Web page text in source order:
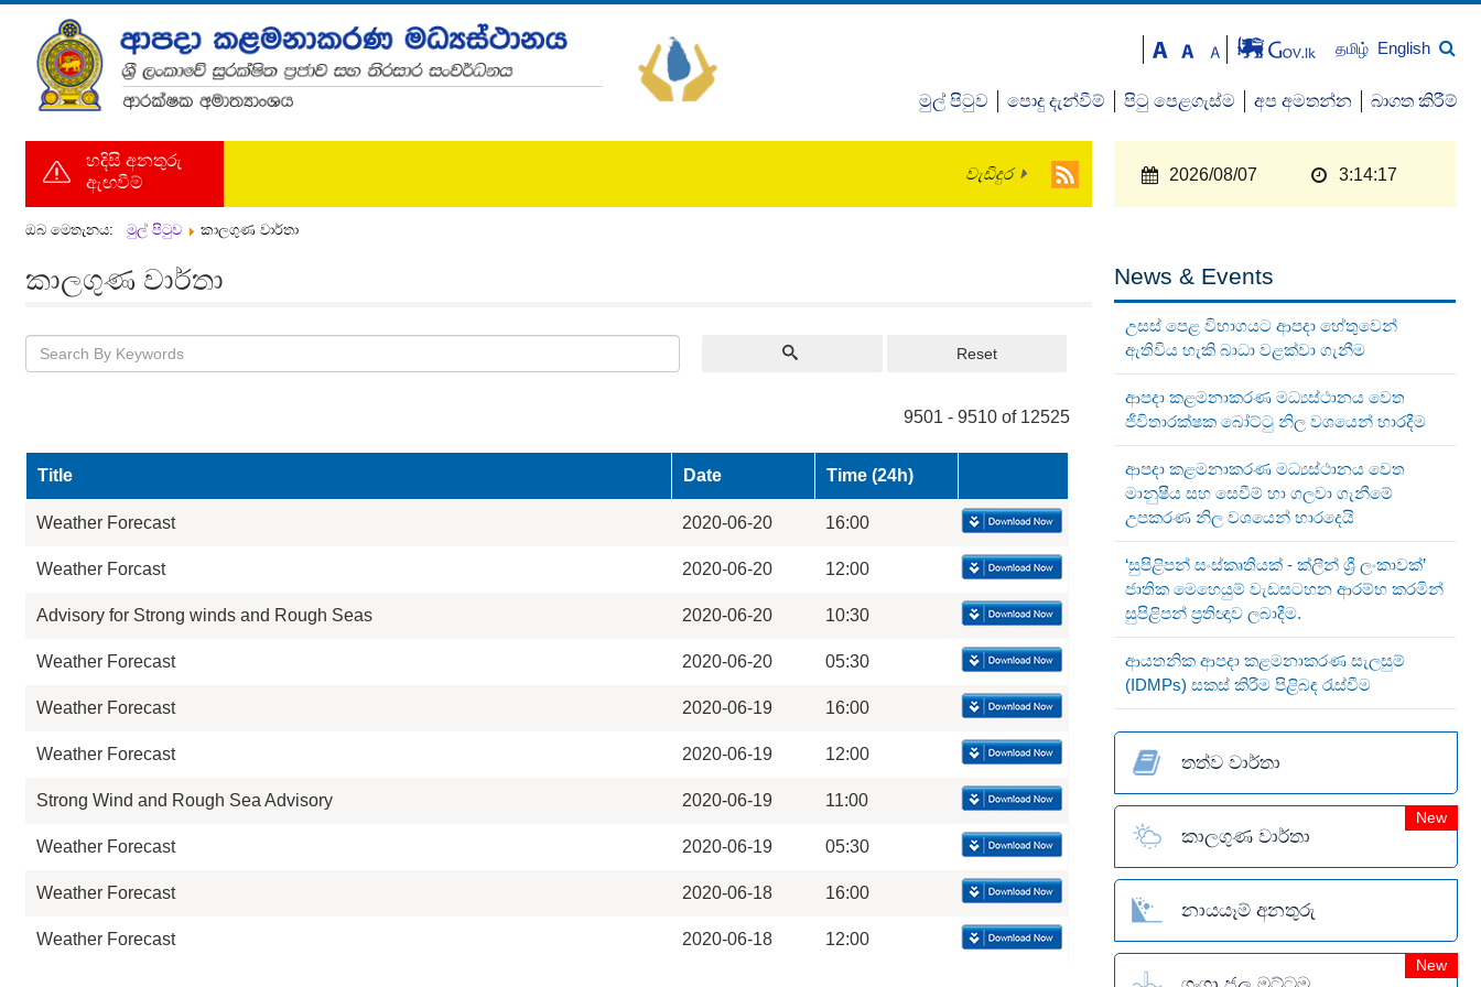
தமிழ் English
මුල් පිටුව පොදු දැන්වීම් පිටු පෙළගැස්ම අප අමතන්න බාගත කිරීම්
හදිසි අනතුරු
ඇඟවීම්
වැඩිදුර 2026/08/07 3:14:18
ඔබ මෙතැනය: මුල් පිටුව කාලගුණ වාර්තා
කාලගුණ වාර්තා
Reset
9501 - 9510 of 12525
Title Date Time (24h)
Weather Forecast 2020-06-20 16:00
Weather Forcast 2020-06-20 12:00
Advisory for Strong winds and Rough Seas 2020-06-20 10:30
Weather Forecast 2020-06-20 05:30
Weather Forecast 2020-06-19 16:00
Weather Forecast 2020-06-19 12:00
Strong Wind and Rough Sea Advisory 2020-06-19 11:00
Weather Forecast 2020-06-19 05:30
Weather Forecast 2020-06-18 16:00
Weather Forecast 2020-06-18 12:00
News & Events
උසස් පෙළ විභාගයට ආපදා හේතුවෙන්
ඇතිවිය හැකි බාධා වළක්වා ගැනීම
ආපදා කළමනාකරණ මධ්‍යස්ථානය වෙත
ජීවිතාරක්ෂක බෝට්ටු නිල වශයෙන් භාරදීම
ආපදා කළමනාකරණ මධ්‍යස්ථානය වෙත
මානුෂීය සහ සෙවීම් හා ගලවා ගැනීමේ
උපකරණ නිල වශයෙන් භාරදෙයි
‘සුපිළිපන් සංස්කෘතියක් - ක්ලීන් ශ්‍රී ලංකාවක්’
ජාතික මෙහෙයුම් වැඩසටහන ආරම්භ කරමින්
සුපිළිපන් ප්‍රතිඥාව ලබාදීම.
ආයතනික ආපදා කළමනාකරණ සැලසුම්
(IDMPs) සකස් කිරීම පිළිබඳ රැස්වීම
තත්ව වාර්තා
කාලගුණ වාර්තා
New
නායයෑම් අනතුරු
New